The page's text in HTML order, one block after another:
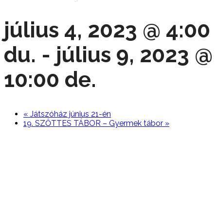
július 4, 2023 @ 4:00
du. - július 9, 2023 @
10:00 de.
« Játszóház június 21-én
19. SZŐTTES TÁBOR – Gyermek tábor »